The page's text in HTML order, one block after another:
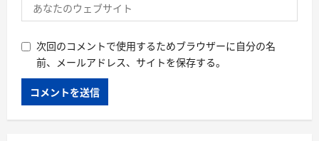
次回のコメントで使用するためブラウザーに自分の名
前、メールアドレス、サイトを保存する。